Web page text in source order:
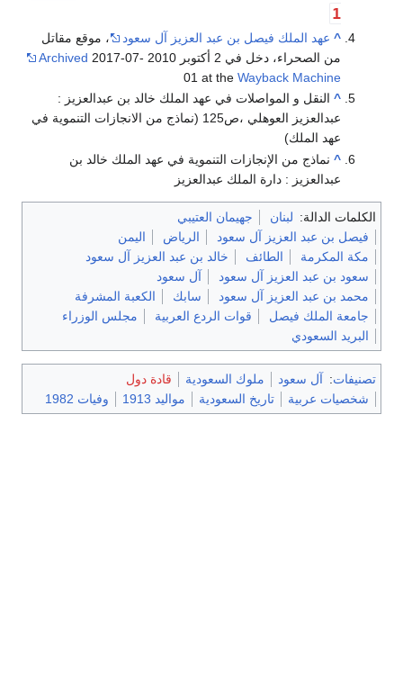
1
^ عهد الملك فيصل بن عبد العزيز آل سعود
، موقع مقاتل
من الصحراء، دخل في 2 أكتوبر 2010
Archived 2017-07-
01 at theWayback Machine
^ النقل و المواصلات في عهد الملك خالد بن عبدالعزيز :
عبدالعزيز العوهلي ،ص125 (نماذج من الانجازات التنموية في
عهد الملك)
^ نماذج من الإنجازات التنموية في عهد الملك خالد بن
عبدالعزيز : دارة الملك عبدالعزيز
الكلمات الدالة: لبنان
جهيمان العتيبي
فيصل بن عبد العزيز آل سعود
الرياض
اليمن
مكة المكرمة
الطائف
خالد بن عبد العزيز آل سعود
سعود بن عبد العزيز آل سعود
آل سعود
محمد بن عبد العزيز آل سعود
سابك
الكعبة المشرفة
جامعة الملك فيصل
قوات الردع العربية
مجلس الوزراء
البريد السعودي
تصنيفات: آل سعود ملوك السعودية
قادة دول
شخصيات عربية
تاريخ السعودية مواليد 1913 وفيات 1982